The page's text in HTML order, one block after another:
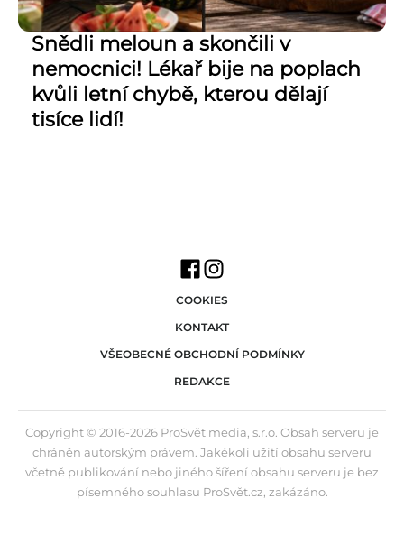
Snědli meloun a skončili v
nemocnici! Lékař bije na poplach
kvůli letní chybě, kterou dělají
tisíce lidí!
COOKIES
KONTAKT
VŠEOBECNÉ OBCHODNÍ PODMÍNKY
REDAKCE
Copyright © 2016-2026 ProSvět media, s.r.o. Obsah serveru je
chráněn autorským právem. Jakékoli užití obsahu serveru
včetně publikování nebo jiného šíření obsahu serveru je bez
písemného souhlasu ProSvět.cz, zakázáno.